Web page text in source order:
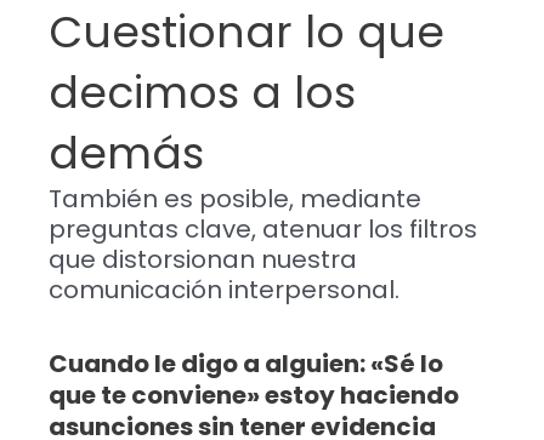
Cuestionar lo que
decimos a los
demás
También es posible, mediante
preguntas clave, atenuar los filtros
que distorsionan nuestra
comunicación interpersonal.
Cuando le digo a alguien: «Sé lo
que te conviene» estoy haciendo
asunciones sin tener evidencia